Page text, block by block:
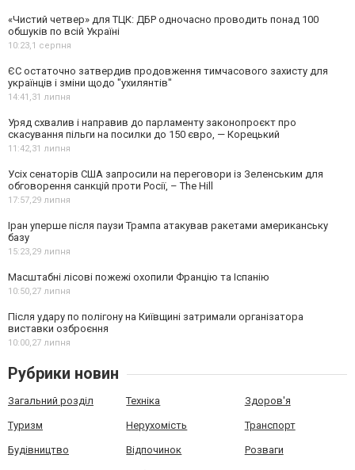
«Чистий четвер» для ТЦК: ДБР одночасно проводить понад 100
обшуків по всій Україні
10:23, 1 серпня
ЄС остаточно затвердив продовження тимчасового захисту для
українців і зміни щодо "ухилянтів"
14:41, 31 липня
Уряд схвалив і направив до парламенту законопроєкт про
скасування пільги на посилки до 150 євро, — Корецький
11:42, 31 липня
Усіх сенаторів США запросили на переговори із Зеленським для
обговорення санкцій проти Росії, – The Hill
17:57, 29 липня
Іран уперше після паузи Трампа атакував ракетами американську
базу
15:23, 29 липня
Масштабні лісові пожежі охопили Францію та Іспанію
10:50, 27 липня
Після удару по полігону на Київщині затримали організатора
виставки озброєння
10:00, 27 липня
Рубрики новин
Загальний розділ Техніка Здоров'я
Туризм Нерухомість Транспорт
Будівництво Відпочинок Розваги